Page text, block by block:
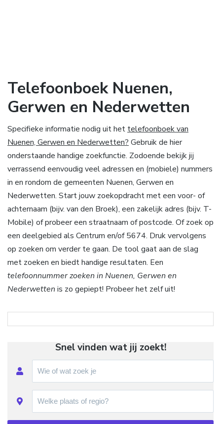
Telefoonboek Nuenen,
Gerwen en Nederwetten
Specifieke informatie nodig uit het telefoonboek van
Nuenen, Gerwen en Nederwetten? Gebruik de hier
onderstaande handige zoekfunctie. Zodoende bekijk jij
verrassend eenvoudig veel adressen en (mobiele) nummers
in en rondom de gemeenten Nuenen, Gerwen en
Nederwetten. Start jouw zoekopdracht met een voor- of
achternaam (bijv. van den Broek), een zakelijk adres (bijv. T-
Mobile) of probeer een straatnaam of postcode. Of zoek op
een deelgebied als Centrum en/of 5674. Druk vervolgens
op zoeken om verder te gaan. De tool gaat aan de slag
met zoeken en biedt handige resultaten. Een
telefoonnummer zoeken in Nuenen, Gerwen en
Nederwetten is zo gepiept! Probeer het zelf uit!
Snel vinden wat jij zoekt!